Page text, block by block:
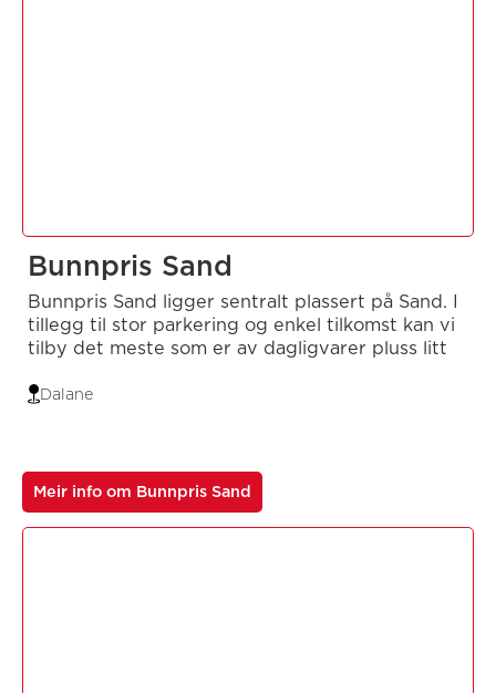
Bunnpris Sand
Bunnpris Sand ligger sentralt plassert på Sand. I
tillegg til stor parkering og enkel tilkomst kan vi
tilby det meste som er av dagligvarer pluss litt
Dalane
Meir info om Bunnpris Sand